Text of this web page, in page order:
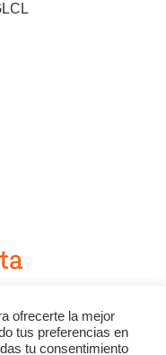
ofrecerte la mejor
tus preferencias en
tu consentimiento